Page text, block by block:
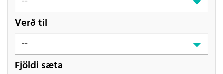
Verð til
Fjöldi sæta